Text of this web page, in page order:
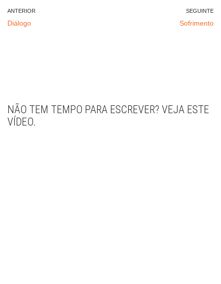
ANTERIOR
Diálogo
SEGUINTE
Sofrimento
NÃO TEM TEMPO PARA ESCREVER? VEJA ESTE
VÍDEO.